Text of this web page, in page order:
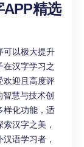
APP精选
可以极大提升
在汉字学习之
欢迎且高度评
慧与技术创
样化功能，适
汉字之美，
语学习者，